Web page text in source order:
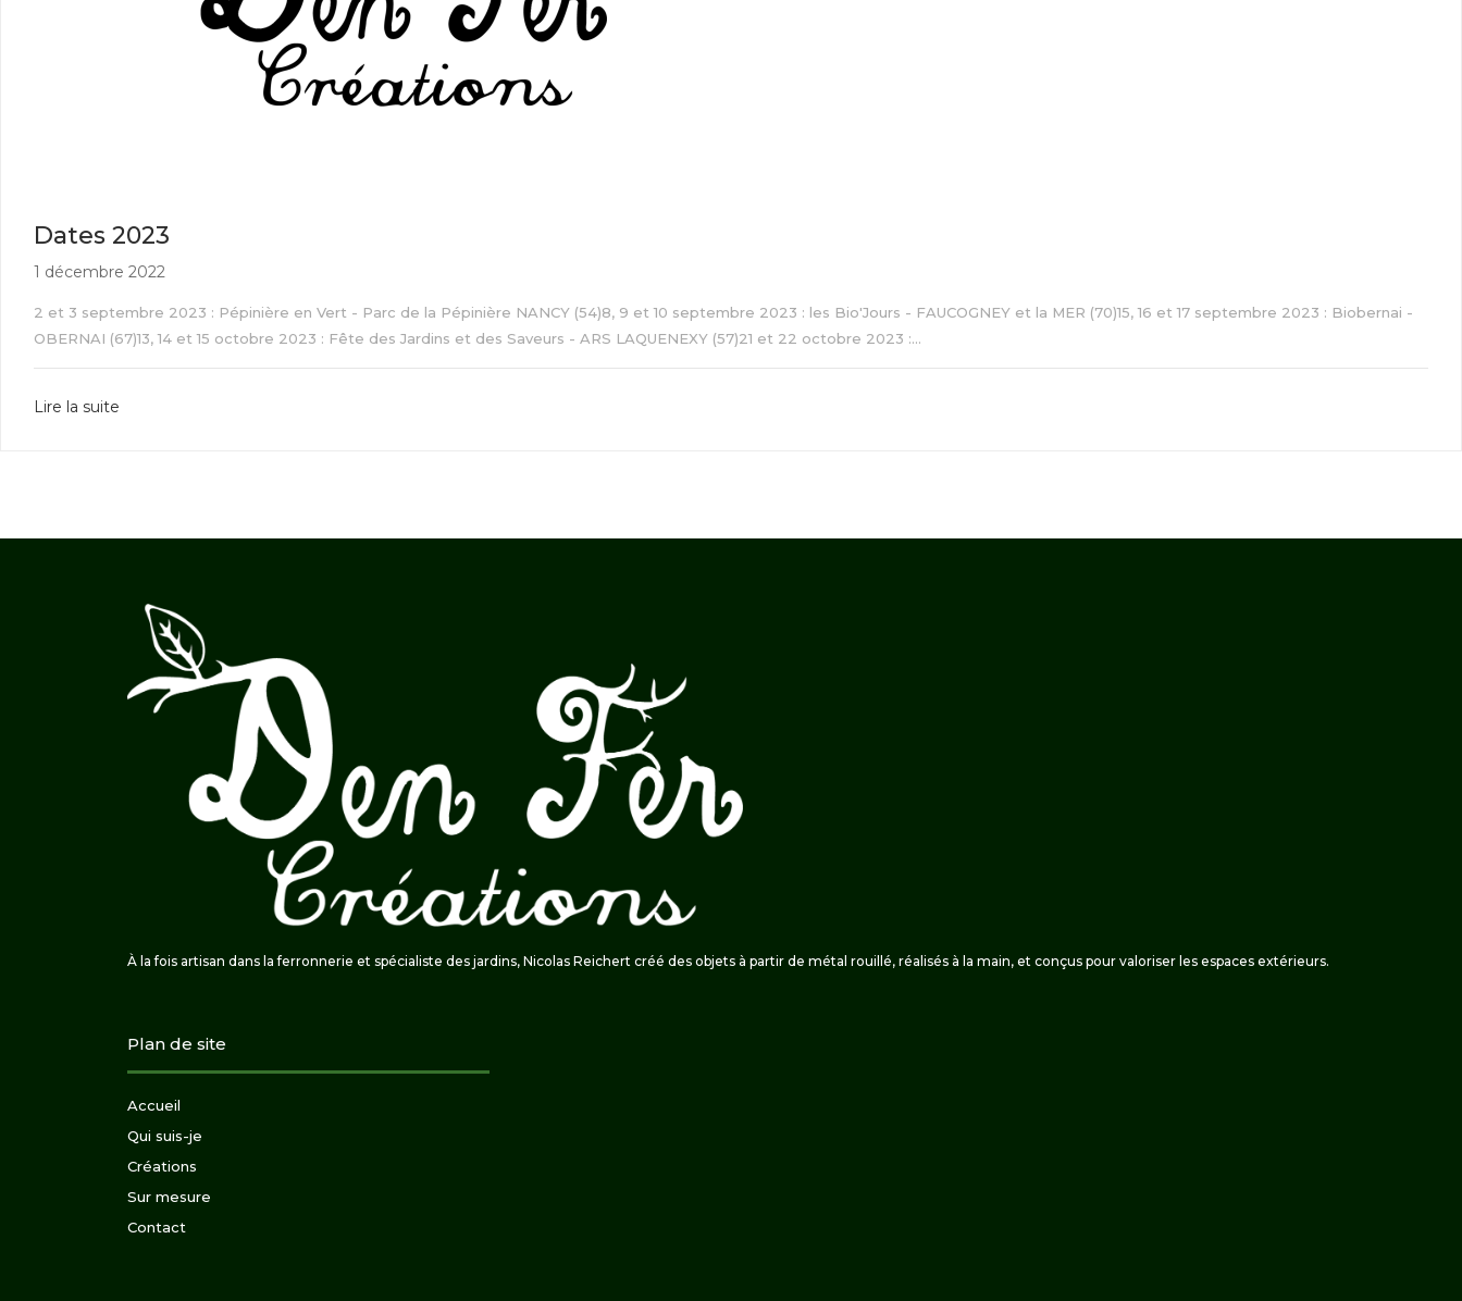
Dates 2023
1 décembre 2022
2 et 3 septembre 2023 : Pépinière en Vert - Parc de la Pépinière NANCY (54)8, 9 et 10 septembre 2023 : les Bio'Jours - FAUCOGNEY et la MER (70)15, 16 et 17 septembre 2023 : Biobernai -
OBERNAI (67)13, 14 et 15 octobre 2023 : Fête des Jardins et des Saveurs - ARS LAQUENEXY (57)21 et 22 octobre 2023 :...
Lire la suite
À la fois artisan dans la ferronnerie et spécialiste des jardins, Nicolas Reichert créé des objets à partir de métal rouillé, réalisés à la main, et conçus pour valoriser les espaces extérieurs.
Plan de site
Accueil
Qui suis-je
Créations
Sur mesure
Contact